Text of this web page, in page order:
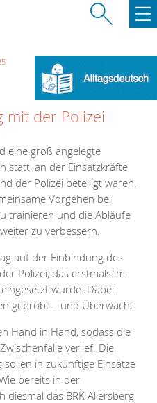
mit der Polizei
eine groß angelegte
statt, an der Einsatzkräfte
der Polizei beteiligt waren.
Vorgehen bei
trainieren und die Abläufe
zu verbessern.
auf der Einbindung des
Polizei, das erstmals im
wurde. Dabei
geprobt – und Überwacht.
Hand in Hand, sodass die
verlief. Die
sollen in zukünftige Einsätze
bereits in der
das BRK Allersberg